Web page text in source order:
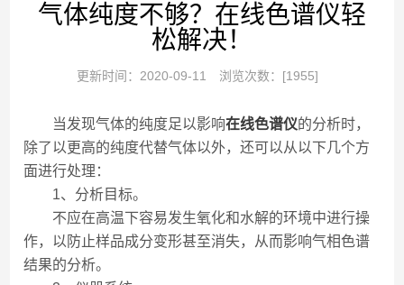
气体纯度不够？在线色谱仪轻
松解决！
更新时间：2020-09-11 浏览次数：[1955]
当发现气体的纯度足以影响在线色谱仪的分析时，
除了以更高的纯度代替气体以外，还可以从以下几个方
面进行处理：
1、分析目标。
不应在高温下容易发生氧化和水解的环境中进行操
作，以防止样品成分变形甚至消失，从而影响气相色谱
结果的分析。